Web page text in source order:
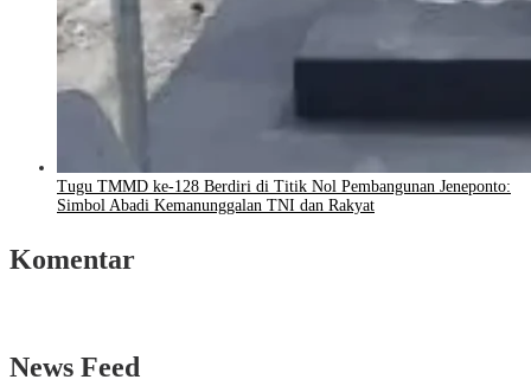
Tugu TMMD ke-128 Berdiri di Titik Nol Pembangunan Jeneponto:
Simbol Abadi Kemanunggalan TNI dan Rakyat
Komentar
News Feed